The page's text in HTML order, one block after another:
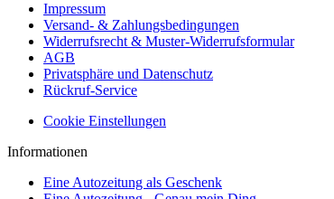
Impressum
Versand- & Zahlungsbedingungen
Widerrufsrecht & Muster-Widerrufsformular
AGB
Privatsphäre und Datenschutz
Rückruf-Service
Cookie Einstellungen
Informationen
Eine Autozeitung als Geschenk